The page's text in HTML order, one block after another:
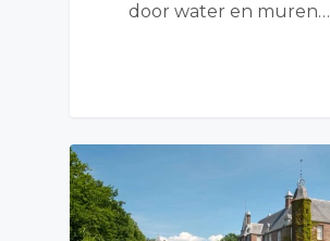
door water en muren…